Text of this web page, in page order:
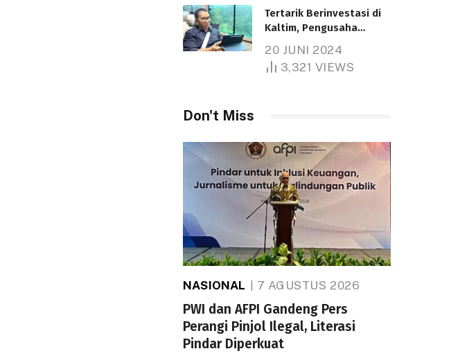
Tertarik Berinvestasi di
Kaltim, Pengusaha
1.000 Hektare
20 JUNI 2024
3,321 VIEWS
Don't Miss
NASIONAL 7 AGUSTUS 2026
PWI dan AFPI Gandeng Pers
Perangi Pinjol Ilegal, Literasi
Pindar Diperkuat